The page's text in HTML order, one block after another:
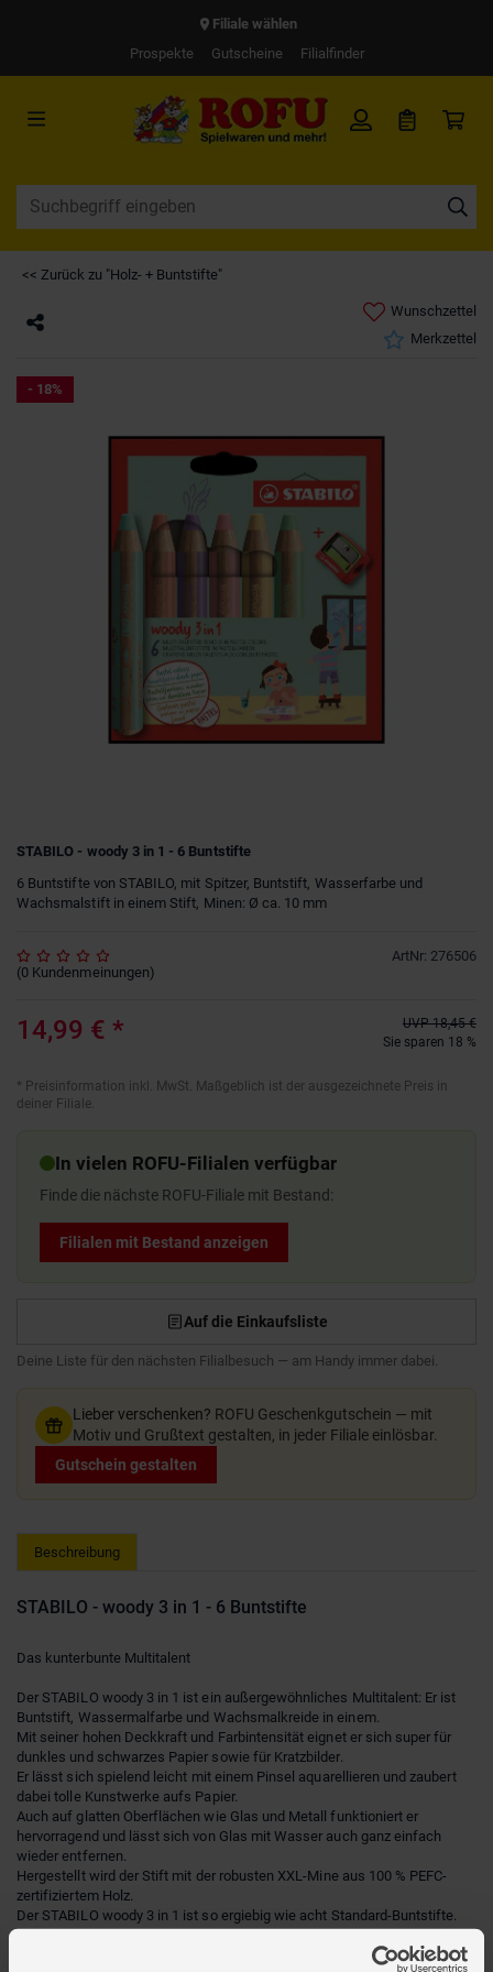
Filiale wählen
Prospekte
Gutscheine Filialfinder
<< Zurück zu "Holz- + Buntstifte"
Wunschzettel
Merkzettel
- 18%
STABILO - woody 3 in 1 - 6 Buntstifte
6 Buntstifte von STABILO, mit Spitzer, Buntstift, Wasserfarbe und
Wachsmalstift in einem Stift, Minen: Ø ca. 10 mm
ArtNr: 276506
(0 Kundenmeinungen)
14,99 € * UVP 18,45 €
Sie sparen 18 %
* Preisinformation inkl. MwSt. Maßgeblich ist der ausgezeichnete Preis in
deiner Filiale.
In vielen ROFU-Filialen verfügbar
Finde die nächste ROFU-Filiale mit Bestand:
Filialen mit Bestand anzeigen
Auf die Einkaufsliste
Deine Liste für den nächsten Filialbesuch — am Handy immer dabei.
Lieber verschenken? ROFU Geschenkgutschein — mit
Motiv und Grußtext gestalten, in jeder Filiale einlösbar.
Gutschein gestalten
Beschreibung
STABILO - woody 3 in 1 - 6 Buntstifte
Das kunterbunte Multitalent
Der STABILO woody 3 in 1 ist ein außergewöhnliches Multitalent: Er ist
Buntstift, Wassermalfarbe und Wachsmalkreide in einem.
Mit seiner hohen Deckkraft und Farbintensität eignet er sich super für
dunkles und schwarzes Papier sowie für Kratzbilder.
Er lässt sich spielend leicht mit einem Pinsel aquarellieren und zaubert
dabei tolle Kunstwerke aufs Papier.
Auch auf glatten Oberflächen wie Glas und Metall funktioniert er
hervorragend und lässt sich von Glas mit Wasser auch ganz einfach
wieder entfernen.
Hergestellt wird der Stift mit der robusten XXL-Mine aus 100 % PEFC-
zertifiziertem Holz.
Der STABILO woody 3 in 1 ist so ergiebig wie acht Standard-Buntstifte.
Seine runde und dicke Form eignet sich besonders für kleine